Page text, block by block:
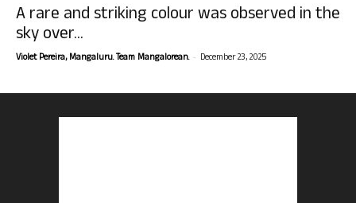
A rare and striking colour was observed in the
sky over...
Violet Pereira, Mangaluru. Team Mangalorean. - December 23, 2025